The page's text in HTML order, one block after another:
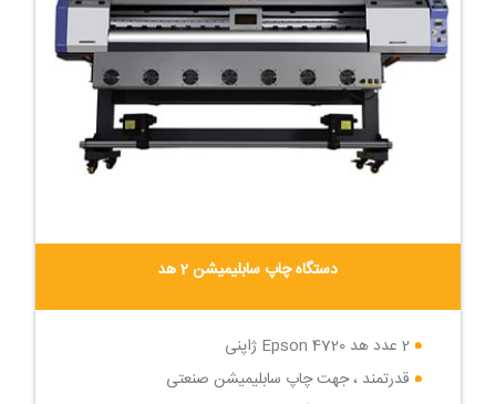
دستگاه چاپ سابلیمیشن 2 هد
2 عدد هد Epson 4720 ژاپنی
قدرتمند ، جهت چاپ سابلیمیشن صنعتی